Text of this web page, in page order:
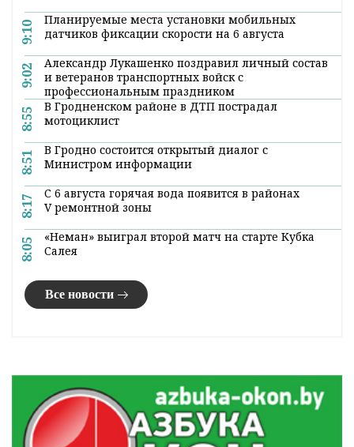
9:10
Планируемые места установки мобильных
датчиков фиксации скорости на 6 августа
9:02
Александр Лукашенко поздравил личный состав
и ветеранов транспортных войск с
профессиональным праздником
8:55
В Гродненском районе в ДТП пострадал
мотоциклист
8:51
В Гродно состоится открытый диалог с
Министром информации
8:17
С 6 августа горячая вода появится в районах
V ремонтной зоны
8:05
«Неман» выиграл второй матч на старте Кубка
Салея
Все новости